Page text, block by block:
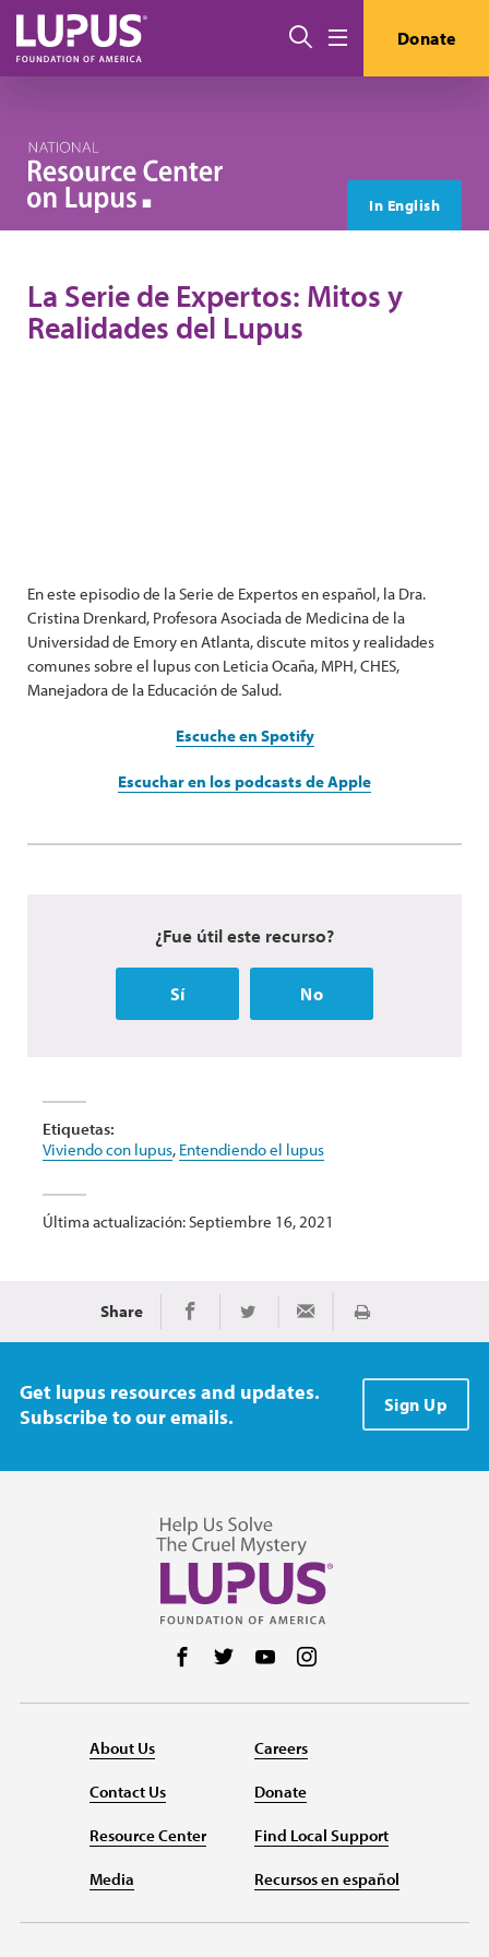
Pasar al contenido principal
Buscar Donate
In English
La Serie de Expertos: Mitos y
Realidades del Lupus
En este episodio de la Serie de Expertos en español, la Dra.
Cristina Drenkard, Profesora Asociada de Medicina de la
Universidad de Emory en Atlanta, discute mitos y realidades
comunes sobre el lupus con Leticia Ocaña, MPH, CHES,
Manejadora de la Educación de Salud.
Escuche en Spotify
Escuchar en los podcasts de Apple
¿Fue útil este recurso?
Sí No
Etiquetas:
Viviendo con lupus, Entendiendo el lupus
Última actualización: Septiembre 16, 2021
Share Share on Facebook
Share on TwitterShare via EmailImprimir
Get lupus resources and updates.
Subscribe to our emails.
Sign Up
Follow us on Facebook
Follow us on Twitter
Follow us on YouTube
About Us
Contact Us
Resource Center
Media
Careers
Donate
Find Local Support
Recursos en español